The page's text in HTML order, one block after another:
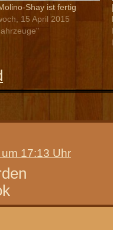
Shay ist fertig
15 April 2015
17:13 Uhr